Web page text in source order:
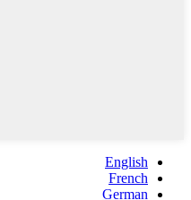
English
French
German